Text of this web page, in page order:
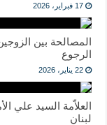
17 فبراير، 2026
المصالحة بين
الرجوع
22 يناير، 2026
العلاّمة السيد علي
لبنان